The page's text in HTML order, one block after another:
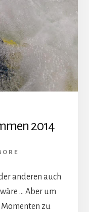
2014
anderen auch
… Aber um
zu